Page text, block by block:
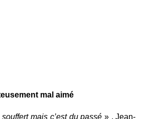
mal aimé
mais c’est du passé » . Jean-